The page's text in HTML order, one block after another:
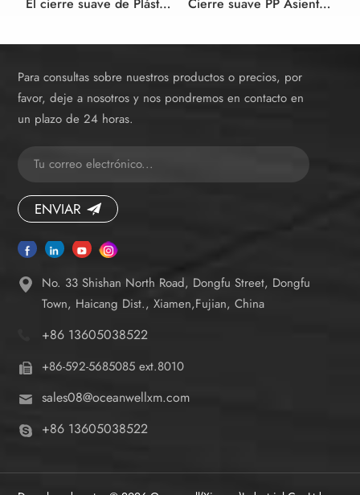
El cierre suave de Plástico de la Cubierta de Asiento de Inodoro de Plástico con Bisagra Cierre suave PP Asiento de Inodoro Cubierta de Oceanwell de productos para el baño
Para consultas sobre nuestros productos o precios, por
favor, deje a nosotros y nos pondremos en contacto en
un plazo de 24 horas.
ENVIAR
No. 33 Shishan North Road, Dongfu Street, Dongfu
Town, Haicang Dist., Xiamen,Fujian, China
+86 13605038522
+86-592-5685085 ext.8010
sales08@oceanwellxm.com
+86 13605038522